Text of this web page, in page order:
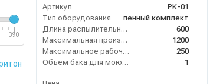
390
Артикул
PK-01
Тип оборудования
пенный комплект
Длина распылительного копья (мм)
600
Максимальная производительность по воде (л/ч)
1200
Максимальное рабочее давление (бар)
250
Объём бака для моющего средства (л)
1